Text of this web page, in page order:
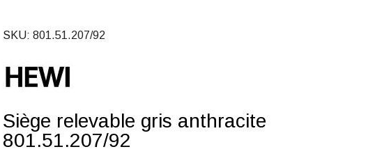
SKU 801.51.207/92
Siège relevable gris anthracite
801.51.207/92